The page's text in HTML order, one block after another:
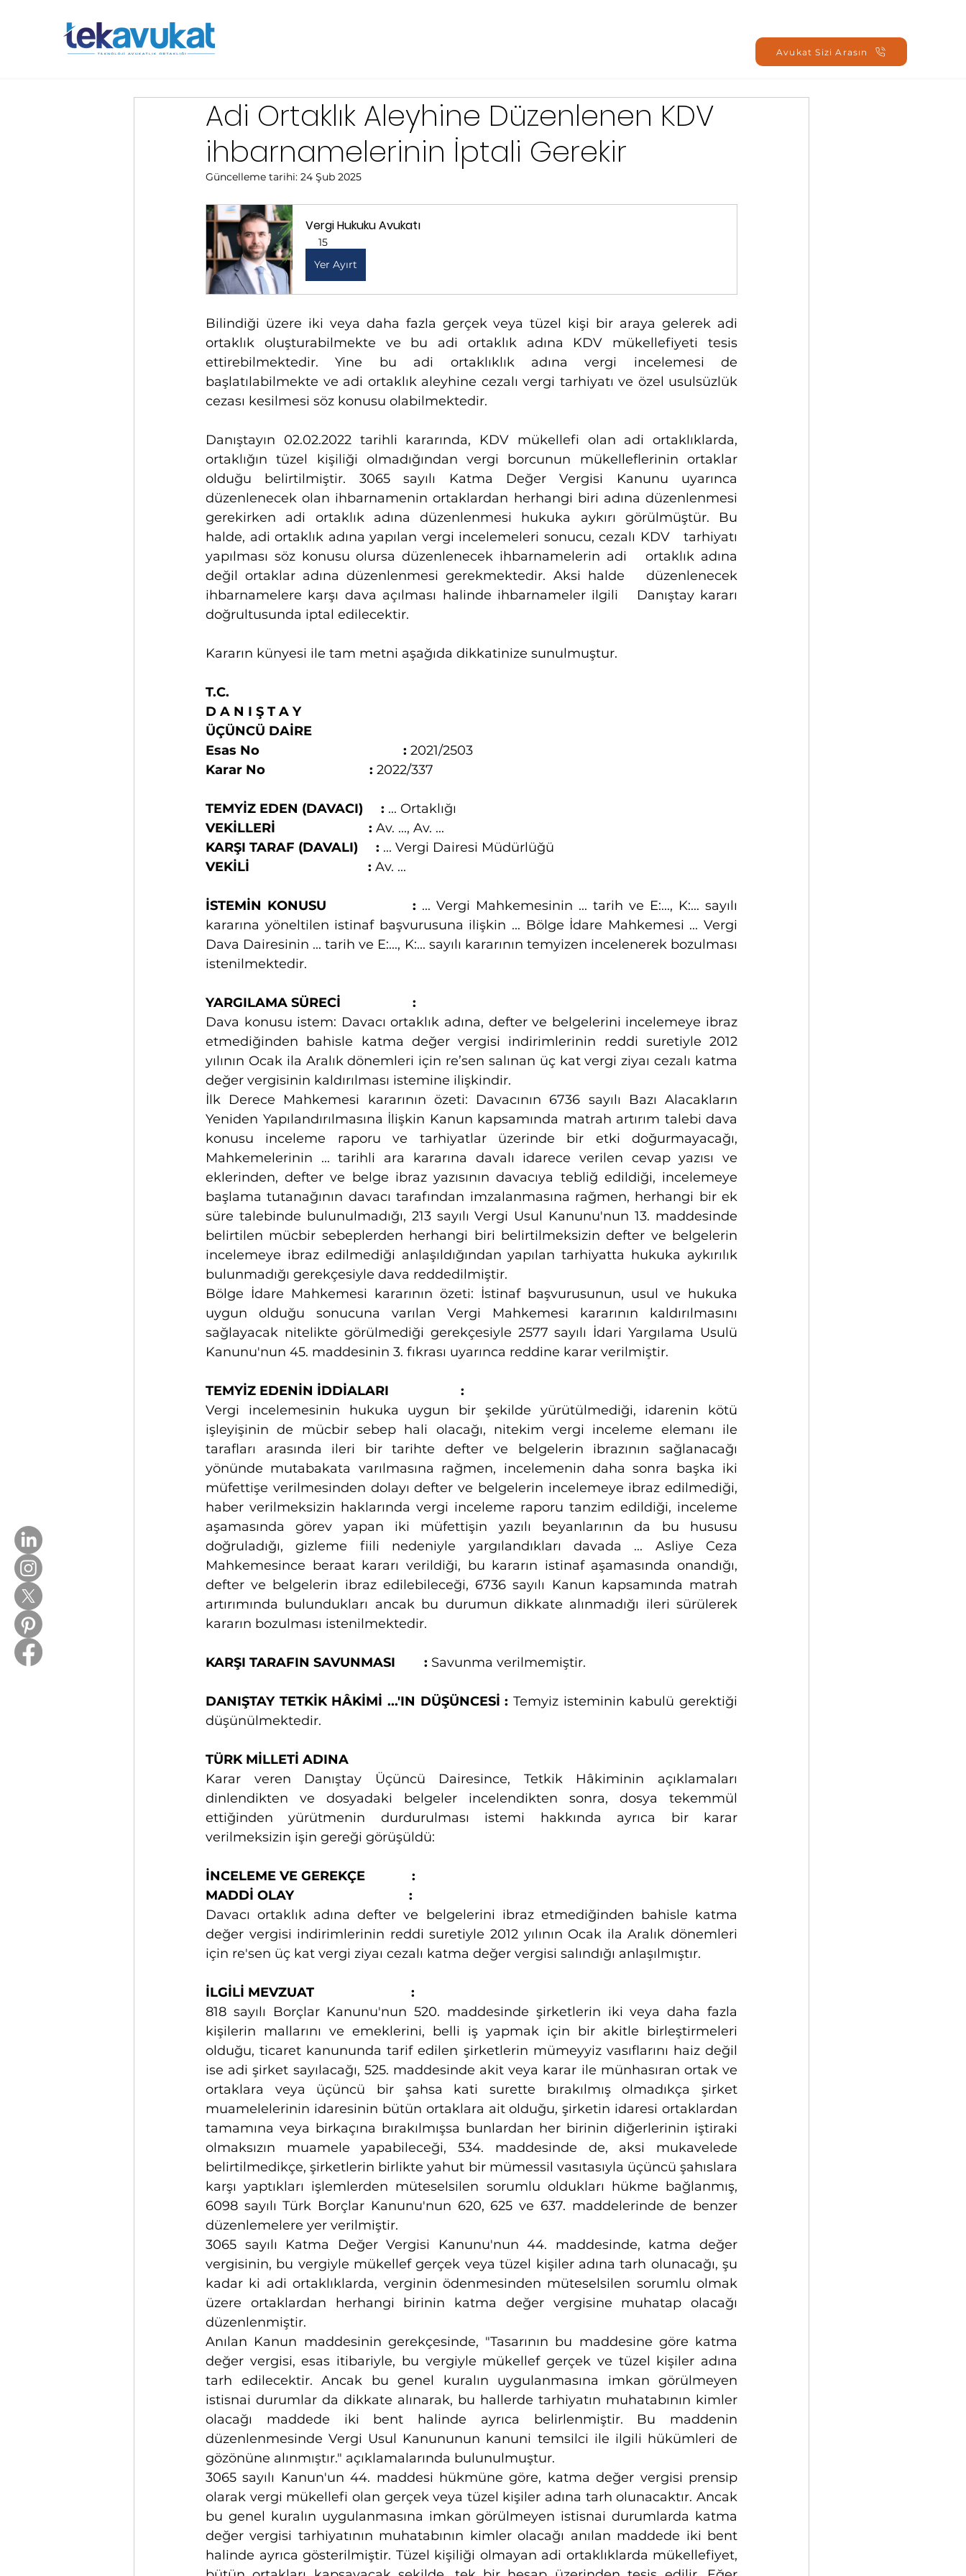
Avukat Sizi Arasın
Adi Ortaklık Aleyhine Düzenlenen KDV
ihbarnamelerinin İptali Gerekir
Güncelleme tarihi: 24 Şub 2025
Vergi Hukuku Avukatı
15
Yer Ayırt
Bilindiği üzere iki veya daha fazla gerçek veya tüzel kişi bir araya gelerek adi
ortaklık oluşturabilmekte ve bu adi ortaklık adına KDV mükellefiyeti tesis
ettirebilmektedir. Yine bu adi ortaklıklık adına vergi incelemesi de
başlatılabilmekte ve adi ortaklık aleyhine cezalı vergi tarhiyatı ve özel usulsüzlük
cezası kesilmesi söz konusu olabilmektedir.
Danıştayın 02.02.2022 tarihli kararında, KDV mükellefi olan adi ortaklıklarda,
ortaklığın tüzel kişiliği olmadığından vergi borcunun mükelleflerinin ortaklar
olduğu belirtilmiştir. 3065 sayılı Katma Değer Vergisi Kanunu uyarınca
düzenlenecek olan ihbarnamenin ortaklardan herhangi biri adına düzenlenmesi
gerekirken adi ortaklık adına düzenlenmesi hukuka aykırı görülmüştür. Bu
halde, adi ortaklık adına yapılan vergi incelemeleri sonucu, cezalı KDV   tarhiyatı
yapılması söz konusu olursa düzenlenecek ihbarnamelerin adi   ortaklık adına
değil ortaklar adına düzenlenmesi gerekmektedir. Aksi halde   düzenlenecek
ihbarnamelere karşı dava açılması halinde ihbarnameler ilgili   Danıştay kararı
doğrultusunda iptal edilecektir.
Kararın künyesi ile tam metni aşağıda dikkatinize sunulmuştur.
T.C.
D A N I Ş T A Y
ÜÇÜNCÜ DAİRE
Esas No                                        : 2021/2503
Karar No                             : 2022/337
TEMYİZ EDEN (DAVACI)     : ... Ortaklığı
VEKİLLERİ                          : Av. ..., Av. ...
KARŞI TARAF (DAVALI)     : ... Vergi Dairesi Müdürlüğü
VEKİLİ                                 : Av. ...
İSTEMİN KONUSU               : ... Vergi Mahkemesinin ... tarih ve E:..., K:... sayılı
kararına yöneltilen istinaf başvurusuna ilişkin ... Bölge İdare Mahkemesi ... Vergi
Dava Dairesinin ... tarih ve E:..., K:... sayılı kararının temyizen incelenerek bozulması
istenilmektedir.
YARGILAMA SÜRECİ                    :
Dava konusu istem: Davacı ortaklık adına, defter ve belgelerini incelemeye ibraz
etmediğinden bahisle katma değer vergisi indirimlerinin reddi suretiyle 2012
yılının Ocak ila Aralık dönemleri için re’sen salınan üç kat vergi ziyaı cezalı katma
değer vergisinin kaldırılması istemine ilişkindir.
İlk Derece Mahkemesi kararının özeti: Davacının 6736 sayılı Bazı Alacakların
Yeniden Yapılandırılmasına İlişkin Kanun kapsamında matrah artırım talebi dava
konusu inceleme raporu ve tarhiyatlar üzerinde bir etki doğurmayacağı,
Mahkemelerinin ... tarihli ara kararına davalı idarece verilen cevap yazısı ve
eklerinden, defter ve belge ibraz yazısının davacıya tebliğ edildiği, incelemeye
başlama tutanağının davacı tarafından imzalanmasına rağmen, herhangi bir ek
süre talebinde bulunulmadığı, 213 sayılı Vergi Usul Kanunu'nun 13. maddesinde
belirtilen mücbir sebeplerden herhangi biri belirtilmeksizin defter ve belgelerin
incelemeye ibraz edilmediği anlaşıldığından yapılan tarhiyatta hukuka aykırılık
bulunmadığı gerekçesiyle dava reddedilmiştir.
Bölge İdare Mahkemesi kararının özeti: İstinaf başvurusunun, usul ve hukuka
uygun olduğu sonucuna varılan Vergi Mahkemesi kararının kaldırılmasını
sağlayacak nitelikte görülmediği gerekçesiyle 2577 sayılı İdari Yargılama Usulü
Kanunu'nun 45. maddesinin 3. fıkrası uyarınca reddine karar verilmiştir.
TEMYİZ EDENİN İDDİALARI                    :
Vergi incelemesinin hukuka uygun bir şekilde yürütülmediği, idarenin kötü
işleyişinin de mücbir sebep hali olacağı, nitekim vergi inceleme elemanı ile
tarafları arasında ileri bir tarihte defter ve belgelerin ibrazının sağlanacağı
yönünde mutabakata varılmasına rağmen, incelemenin daha sonra başka iki
müfettişe verilmesinden dolayı defter ve belgelerin incelemeye ibraz edilmediği,
haber verilmeksizin haklarında vergi inceleme raporu tanzim edildiği, inceleme
aşamasında görev yapan iki müfettişin yazılı beyanlarının da bu hususu
doğruladığı, gizleme fiili nedeniyle yargılandıkları davada ... Asliye Ceza
Mahkemesince beraat kararı verildiği, bu kararın istinaf aşamasında onandığı,
defter ve belgelerin ibraz edilebileceği, 6736 sayılı Kanun kapsamında matrah
artırımında bulundukları ancak bu durumun dikkate alınmadığı ileri sürülerek
kararın bozulması istenilmektedir.
KARŞI TARAFIN SAVUNMASI        : Savunma verilmemiştir.
DANIŞTAY TETKİK HÂKİMİ ...'IN DÜŞÜNCESİ : Temyiz isteminin kabulü gerektiği
düşünülmektedir.
TÜRK MİLLETİ ADINA
Karar veren Danıştay Üçüncü Dairesince, Tetkik Hâkiminin açıklamaları
dinlendikten ve dosyadaki belgeler incelendikten sonra, dosya tekemmül
ettiğinden yürütmenin durdurulması istemi hakkında ayrıca bir karar
verilmeksizin işin gereği görüşüldü:
İNCELEME VE GEREKÇE             :
MADDİ OLAY                                :
Davacı ortaklık adına defter ve belgelerini ibraz etmediğinden bahisle katma
değer vergisi indirimlerinin reddi suretiyle 2012 yılının Ocak ila Aralık dönemleri
için re'sen üç kat vergi ziyaı cezalı katma değer vergisi salındığı anlaşılmıştır.
İLGİLİ MEVZUAT                           :
818 sayılı Borçlar Kanunu'nun 520. maddesinde şirketlerin iki veya daha fazla
kişilerin mallarını ve emeklerini, belli iş yapmak için bir akitle birleştirmeleri
olduğu, ticaret kanununda tarif edilen şirketlerin mümeyyiz vasıflarını haiz değil
ise adi şirket sayılacağı, 525. maddesinde akit veya karar ile münhasıran ortak ve
ortaklara veya üçüncü bir şahsa kati surette bırakılmış olmadıkça şirket
muamelelerinin idaresinin bütün ortaklara ait olduğu, şirketin idaresi ortaklardan
tamamına veya birkaçına bırakılmışsa bunlardan her birinin diğerlerinin iştiraki
olmaksızın muamele yapabileceği, 534. maddesinde de, aksi mukavelede
belirtilmedikçe, şirketlerin birlikte yahut bir mümessil vasıtasıyla üçüncü şahıslara
karşı yaptıkları işlemlerden müteselsilen sorumlu oldukları hükme bağlanmış,
6098 sayılı Türk Borçlar Kanunu'nun 620, 625 ve 637. maddelerinde de benzer
düzenlemelere yer verilmiştir.
3065 sayılı Katma Değer Vergisi Kanunu'nun 44. maddesinde, katma değer
vergisinin, bu vergiyle mükellef gerçek veya tüzel kişiler adına tarh olunacağı, şu
kadar ki adi ortaklıklarda, verginin ödenmesinden müteselsilen sorumlu olmak
üzere ortaklardan herhangi birinin katma değer vergisine muhatap olacağı
düzenlenmiştir.
Anılan Kanun maddesinin gerekçesinde, "Tasarının bu maddesine göre katma
değer vergisi, esas itibariyle, bu vergiyle mükellef gerçek ve tüzel kişiler adına
tarh edilecektir. Ancak bu genel kuralın uygulanmasına imkan görülmeyen
istisnai durumlar da dikkate alınarak, bu hallerde tarhiyatın muhatabının kimler
olacağı maddede iki bent halinde ayrıca belirlenmiştir. Bu maddenin
düzenlenmesinde Vergi Usul Kanununun kanuni temsilci ile ilgili hükümleri de
gözönüne alınmıştır." açıklamalarında bulunulmuştur.
3065 sayılı Kanun'un 44. maddesi hükmüne göre, katma değer vergisi prensip
olarak vergi mükellefi olan gerçek veya tüzel kişiler adına tarh olunacaktır. Ancak
bu genel kuralın uygulanmasına imkan görülmeyen istisnai durumlarda katma
değer vergisi tarhiyatının muhatabının kimler olacağı anılan maddede iki bent
halinde ayrıca gösterilmiştir. Tüzel kişiliği olmayan adi ortaklıklarda mükellefiyet,